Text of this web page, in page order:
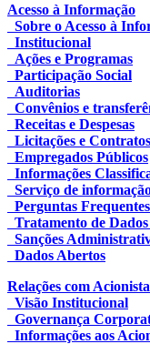
Acesso à Informação
Sobre o Acesso à
Institucional
Ações e Programas
Participação Social
Auditorias
Convênios e
Receitas e Despesas
Licitações e Contratos
Empregados Públicos
Informações
Serviço de
Perguntas Frequentes
Tratamento de Dados
Sanções
Dados Abertos
Relações com
Visão Institucional
Governança
Informações aos